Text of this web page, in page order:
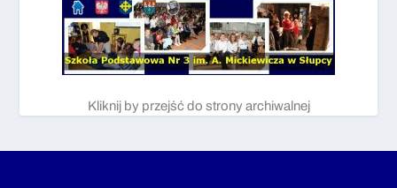
Kliknij by przejść do strony archiwalnej